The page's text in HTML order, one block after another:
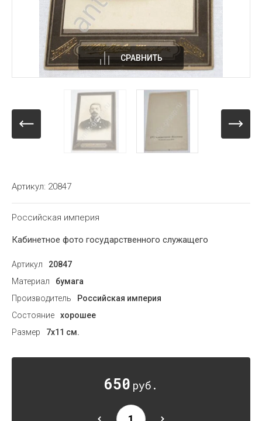
СРАВНИТЬ
Артикул: 20847
Российская империя
Кабинетное фото государственного служащего
Артикул
20847
Материал
бумага
Производитель
Российская империя
Состояние
хорошее
Размер
7х11 см.
650 руб.